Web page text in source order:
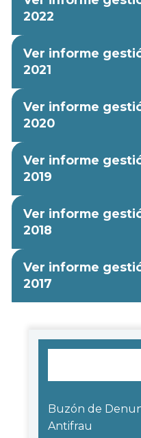
2022
Ver informe
2021
Ver informe
2020
Ver informe
2019
Ver informe
2018
Ver informe
2017
Buzón de
Antifrau